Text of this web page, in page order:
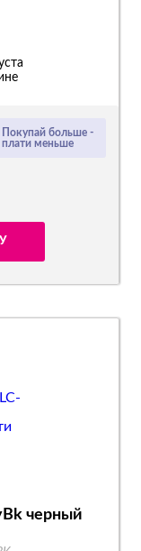
Покупай больше -
плати меньше
черный